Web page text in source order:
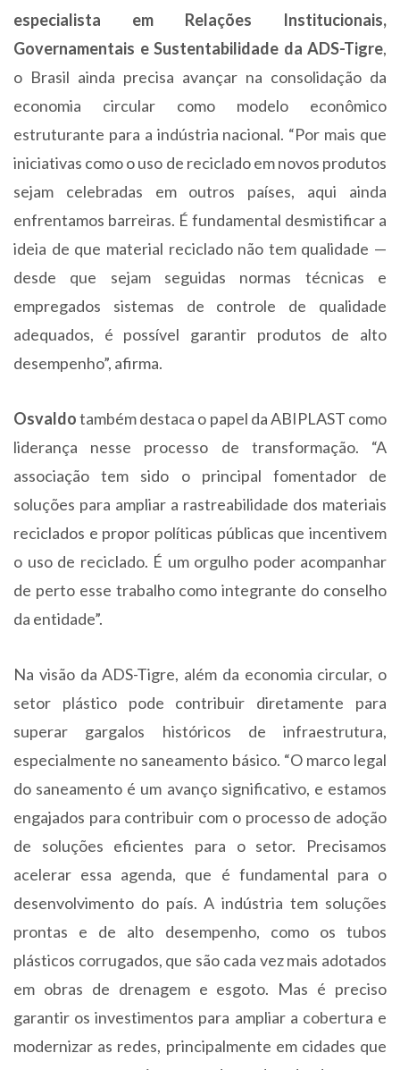
especialista em Relações Institucionais,
Governamentais e Sustentabilidade da ADS-Tigre,
o Brasil ainda precisa avançar na consolidação da
economia circular como modelo econômico
estruturante para a indústria nacional. “Por mais que
iniciativas como o uso de reciclado em novos produtos
sejam celebradas em outros países, aqui ainda
enfrentamos barreiras. É fundamental desmistificar a
ideia de que material reciclado não tem qualidade —
desde que sejam seguidas normas técnicas e
empregados sistemas de controle de qualidade
adequados, é possível garantir produtos de alto
desempenho”, afirma.
Osvaldotambém destaca o papel da ABIPLAST como
liderança nesse processo de transformação. “A
associação tem sido o principal fomentador de
soluções para ampliar a rastreabilidade dos materiais
reciclados e propor políticas públicas que incentivem
o uso de reciclado. É um orgulho poder acompanhar
de perto esse trabalho como integrante do conselho
da entidade”.
Na visão da ADS-Tigre, além da economia circular, o
setor plástico pode contribuir diretamente para
superar gargalos históricos de infraestrutura,
especialmente no saneamento básico. “O marco legal
do saneamento é um avanço significativo, e estamos
engajados para contribuir com o processo de adoção
de soluções eficientes para o setor. Precisamos
acelerar essa agenda, que é fundamental para o
desenvolvimento do país. A indústria tem soluções
prontas e de alto desempenho, como os tubos
plásticos corrugados, que são cada vez mais adotados
em obras de drenagem e esgoto. Mas é preciso
garantir os investimentos para ampliar a cobertura e
modernizar as redes, principalmente em cidades que